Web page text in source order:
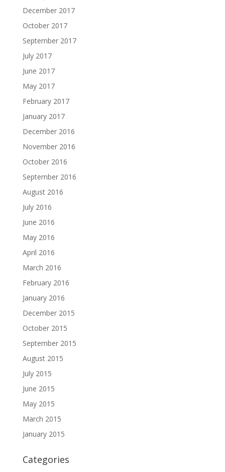
December 2017
October 2017
September 2017
July 2017
June 2017
May 2017
February 2017
January 2017
December 2016
November 2016
October 2016
September 2016
August 2016
July 2016
June 2016
May 2016
April 2016
March 2016
February 2016
January 2016
December 2015
October 2015
September 2015
August 2015
July 2015
June 2015
May 2015
March 2015
January 2015
Categories